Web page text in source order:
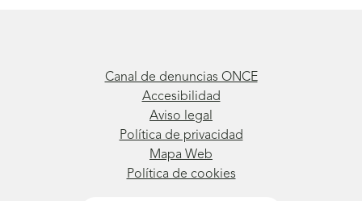
Canal de denuncias ONCE
Accesibilidad
Aviso legal
Política de privacidad
Mapa Web
Política de cookies